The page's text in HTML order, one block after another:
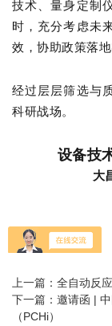
技术、量身定制
时，充分考虑未
效，协助政策落地
经过层层筛选与
科研战场。
设备技
大
上一篇： 全自动反
下一篇： 邀请函 |
（PCHi）